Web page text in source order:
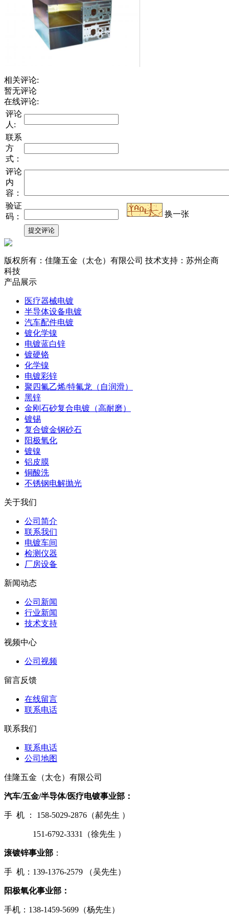
相关评论:
暂无评论
在线评论:
评论
人:
联系
方
式：
评论
内
容：
验证
码：
换一张
版权所有：佳隆五金（太仓）有限公司 技术支持：苏州企商
科技
产品展示
医疗器械电镀
半导体设备电镀
汽车配件电镀
镀化学镍
电镀蓝白锌
镀硬铬
化学镍
电镀彩锌
聚四氟乙烯/特氟龙（自润滑）
黑锌
金刚石砂复合电镀（高耐磨）
镀锡
复合镀金钢砂石
阳极氧化
镀镍
铝皮膜
铜酸洗
不锈钢电解抛光
关于我们
公司简介
联系我们
电镀车间
检测仪器
厂房设备
新闻动态
公司新闻
行业新闻
技术支持
视频中心
公司视频
留言反馈
在线留言
联系电话
联系我们
联系电话
公司地图
佳隆五金（太仓）有限公司
汽车/五金/半导体/医疗电镀事业部：
手 机 ： 158-5029-2876（郝先生 ）
151-6792-3331（徐先生 ）
滚镀锌事业部 ：
手 机：139-1376-2579 （吴先生）
阳极氧化事业部：
手机：138-1459-5699（杨先生）